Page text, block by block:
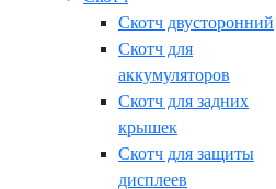
Скотч двусторонний
Скотч для
аккумуляторов
Скотч для задних
крышек
Скотч для защиты
дисплеев